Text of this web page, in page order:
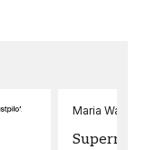
Maria